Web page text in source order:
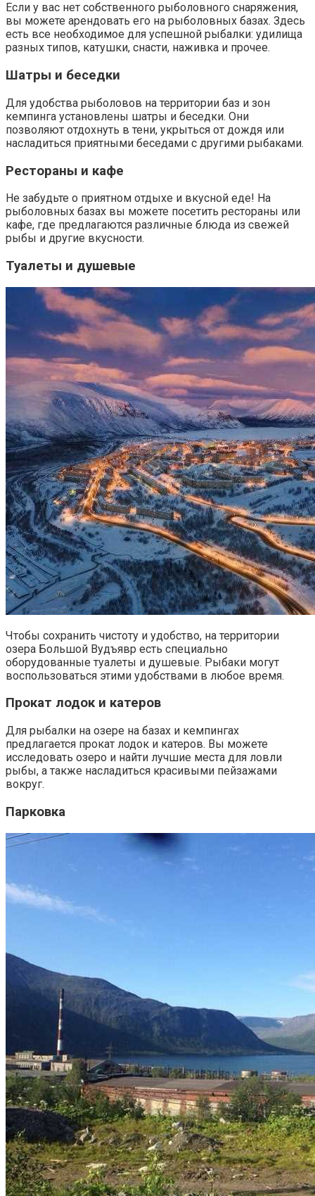
Если у вас нет собственного рыболовного снаряжения,
вы можете арендовать его на рыболовных базах. Здесь
есть все необходимое для успешной рыбалки: удилища
разных типов, катушки, снасти, наживка и прочее.
Шатры и беседки
Для удобства рыболовов на территории баз и зон
кемпинга установлены шатры и беседки. Они
позволяют отдохнуть в тени, укрыться от дождя или
насладиться приятными беседами с другими рыбаками.
Рестораны и кафе
Не забудьте о приятном отдыхе и вкусной еде! На
рыболовных базах вы можете посетить рестораны или
кафе, где предлагаются различные блюда из свежей
рыбы и другие вкусности.
Туалеты и душевые
Чтобы сохранить чистоту и удобство, на территории
озера Большой Вудъявр есть специально
оборудованные туалеты и душевые. Рыбаки могут
воспользоваться этими удобствами в любое время.
Прокат лодок и катеров
Для рыбалки на озере на базах и кемпингах
предлагается прокат лодок и катеров. Вы можете
исследовать озеро и найти лучшие места для ловли
рыбы, а также насладиться красивыми пейзажами
вокруг.
Парковка